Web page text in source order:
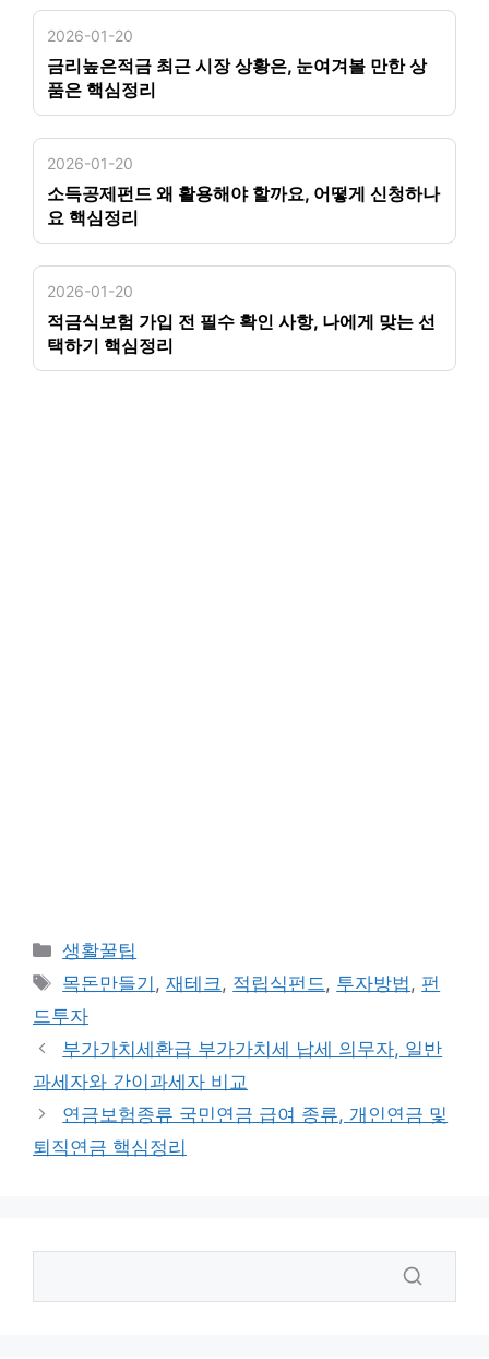
2026-01-20
금리높은적금 최근 시장 상황은, 눈여겨볼 만한 상
품은 핵심정리
2026-01-20
소득공제펀드 왜 활용해야 할까요, 어떻게 신청하나
요 핵심정리
2026-01-20
적금식보험 가입 전 필수 확인 사항, 나에게 맞는 선
택하기 핵심정리
카
테
고
리
생활꿀팁
태
그
목돈만들기 ,재테크 , 적립식펀드 , 투자방법 , 펀
드투자
부가가치세환급 부가가치세 납세 의무자, 일반
과세자와 간이과세자 비교
연금보험종류 국민연금 급여 종류, 개인연금 및
퇴직연금 핵심정리